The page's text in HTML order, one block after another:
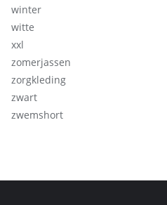
winter
witte
xxl
zomerjassen
zorgkleding
zwart
zwemshort